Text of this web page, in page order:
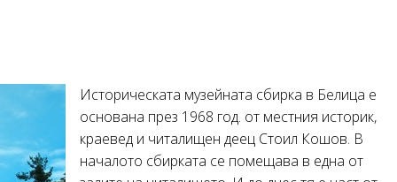
Историческата музейната сбирка в Белица е
основана през 1968 год. от местния историк,
краевед и читалищен деец Стоил Кошов. В
началото сбирката се помещава в една от